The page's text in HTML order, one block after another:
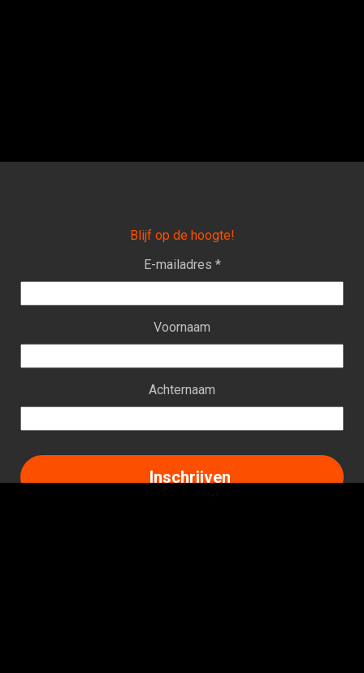
Blijf op de hoogte!
E-mailadres *
Voornaam
Achternaam